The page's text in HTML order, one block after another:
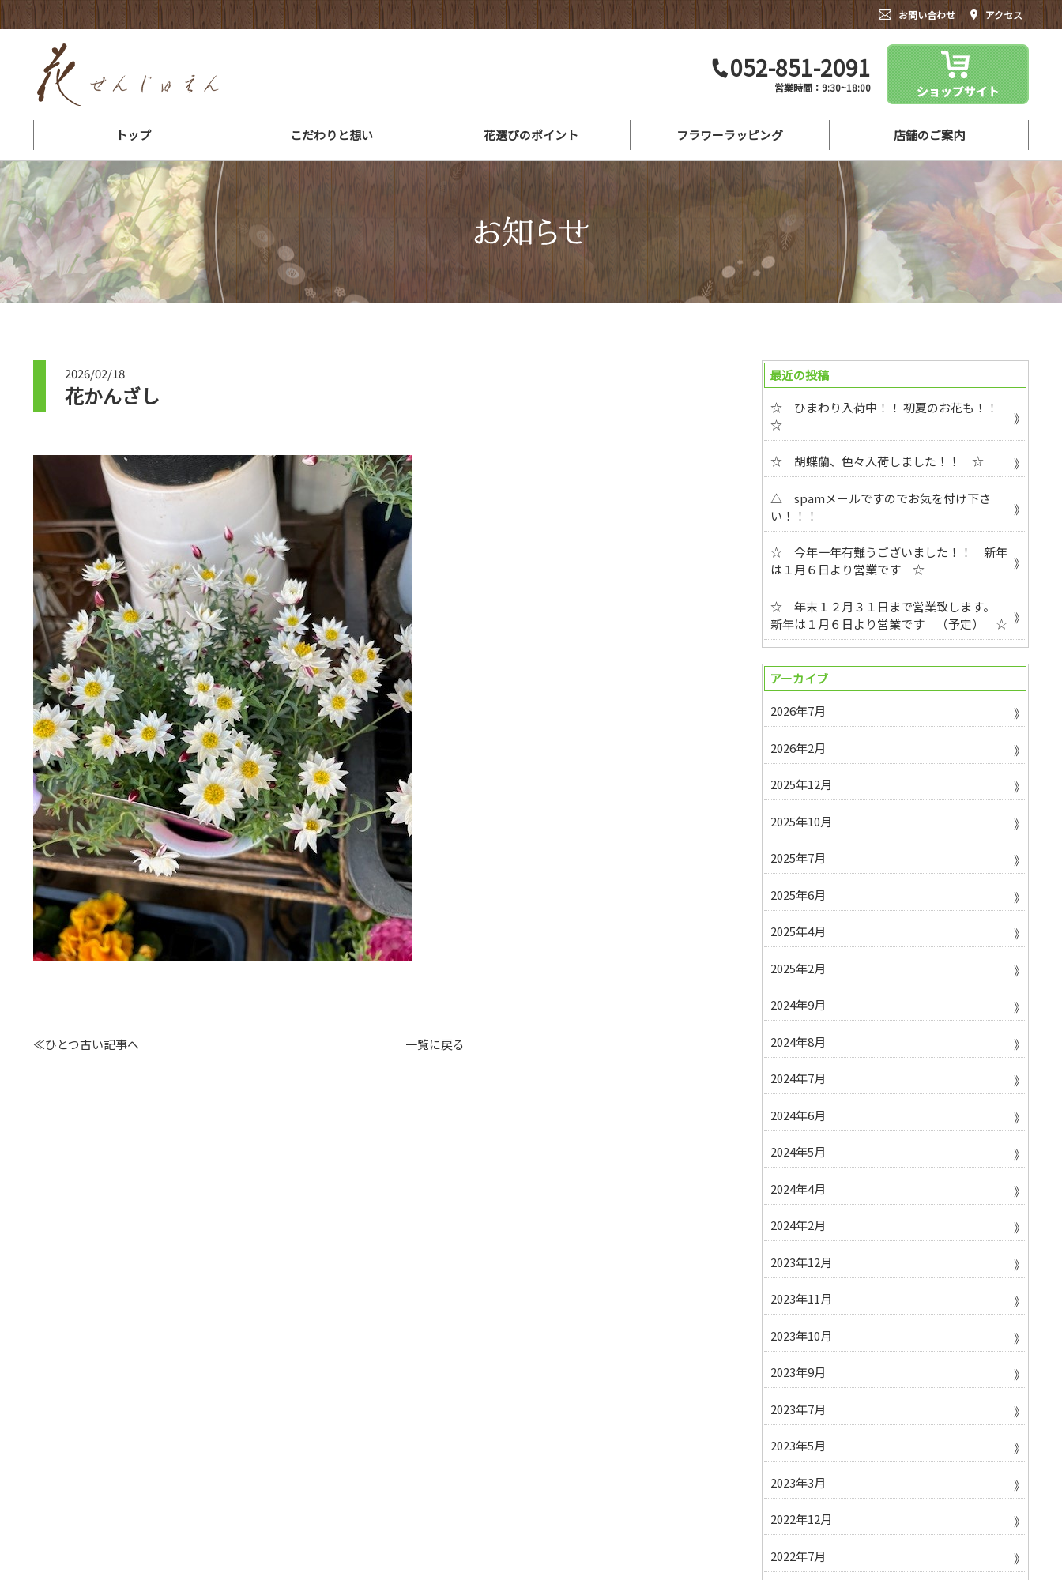
お問い合わせ アクセス
052-851-2091
営業時間：9:30~18:00
トップ こだわりと想い 花選びのポイント フラワーラッピング
花束ができるまで アレンジメントができるまで シーンにあったお花をご紹介
店舗のご案内
会社概要・地図 スタッフ紹介 よくある質問
2026/02/18
花かんざし
≪ひとつ古い記事へ 一覧に戻る
最近の投稿
☆ ひまわり入荷中！！ 初夏のお花も！！
☆
☆ 胡蝶蘭、色々入荷しました！！ ☆
△ spamメールですのでお気を付け下さ
い！！！
☆ 今年一年有難うございました！！ 新年
は１月６日より営業です ☆
☆ 年末１２月３１日まで営業致します。
新年は１月６日より営業です （予定） ☆
アーカイブ
2026年7月
2026年2月
2025年12月
2025年10月
2025年7月
2025年6月
2025年4月
2025年2月
2024年9月
2024年8月
2024年7月
2024年6月
2024年5月
2024年4月
2024年2月
2023年12月
2023年11月
2023年10月
2023年9月
2023年7月
2023年5月
2023年3月
2022年12月
2022年7月